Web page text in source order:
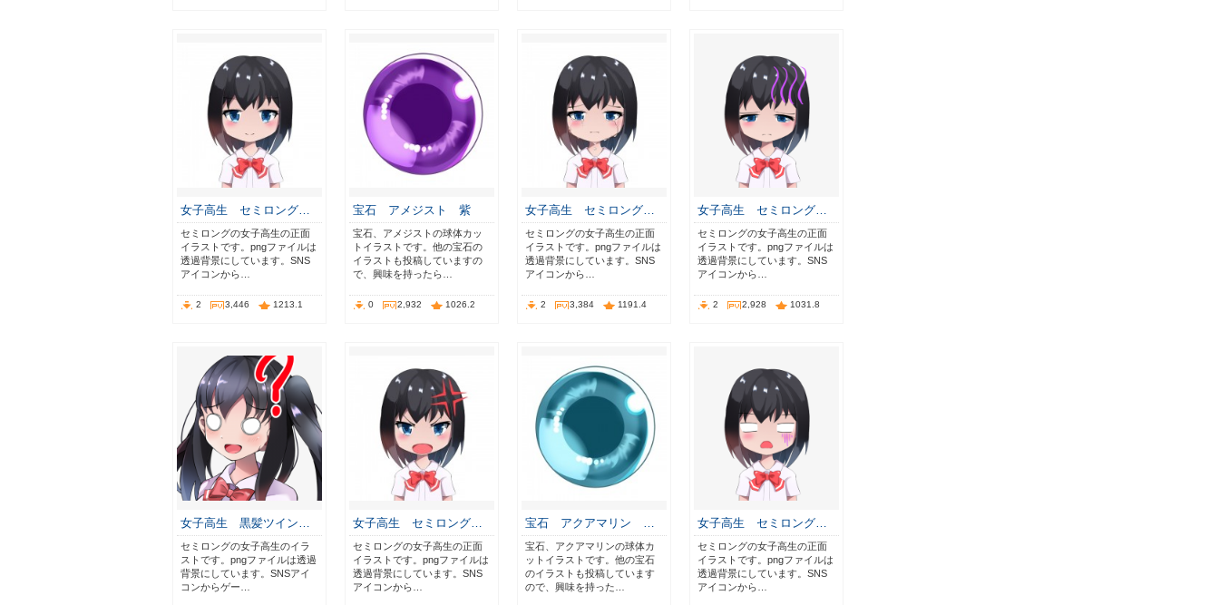
女子高生 セミロング…
セミロングの女子高生の正面
イラストです。pngファイルは
透過背景にしています。SNS
アイコンから…
2 3,446 1213.1
宝石 アメジスト 紫
宝石、アメジストの球体カッ
トイラストです。他の宝石の
イラストも投稿していますの
で、興味を持ったら…
0 2,932 1026.2
女子高生 セミロング…
セミロングの女子高生の正面
イラストです。pngファイルは
透過背景にしています。SNS
アイコンから…
2 3,384 1191.4
女子高生 セミロング…
セミロングの女子高生の正面
イラストです。pngファイルは
透過背景にしています。SNS
アイコンから…
2 2,928 1031.8
女子高生 黒髪ツイン…
セミロングの女子高生のイラ
ストです。pngファイルは透過
背景にしています。SNSアイ
コンからゲー…
女子高生 セミロング…
セミロングの女子高生の正面
イラストです。pngファイルは
透過背景にしています。SNS
アイコンから…
宝石 アクアマリン …
宝石、アクアマリンの球体カ
ットイラストです。他の宝石
のイラストも投稿しています
ので、興味を持った…
女子高生 セミロング…
セミロングの女子高生の正面
イラストです。pngファイルは
透過背景にしています。SNS
アイコンから…